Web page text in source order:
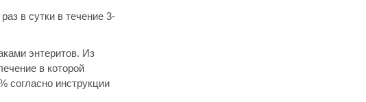
в сутки в течение 3-
энтеритов. Из
в которой
согласно инструкции